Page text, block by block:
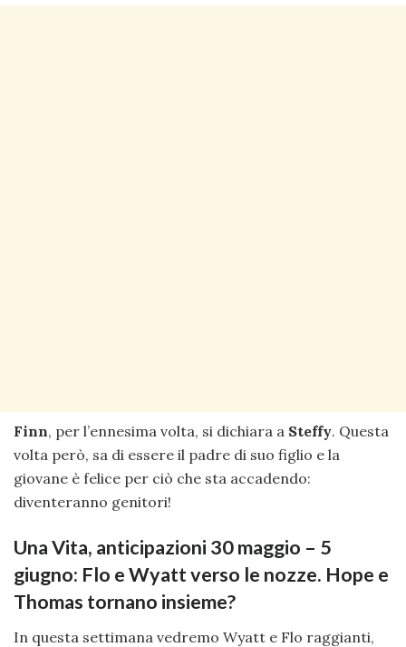
Finn, per l’ennesima volta, si dichiara a Steffy. Questa
volta però, sa di essere il padre di suo figlio e la
giovane è felice per ciò che sta accadendo:
diventeranno genitori!
Una Vita, anticipazioni 30 maggio – 5
giugno: Flo e Wyatt verso le nozze. Hope e
Thomas tornano insieme?
In questa settimana vedremo Wyatt e Flo raggianti,